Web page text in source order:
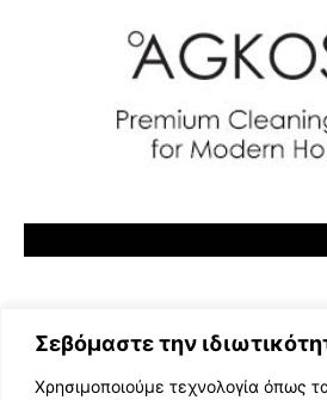
Σεβόμαστε την
Χρησιμοποιούμε τεχνολογία όπως